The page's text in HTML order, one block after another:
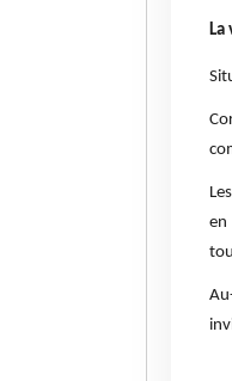
La
en